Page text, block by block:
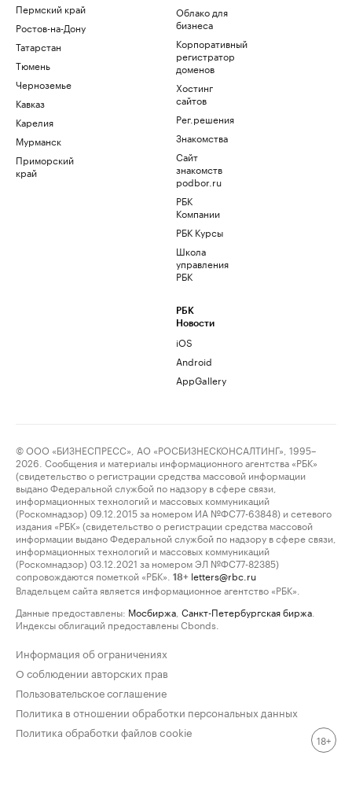
Пермский край
Ростов-на-Дону
Татарстан
Тюмень
Черноземье
Кавказ
Карелия
Мурманск
Приморский
край
Облако для
бизнеса
Корпоративный
регистратор
доменов
Хостинг
сайтов
Рег.решения
Знакомства
Сайт
знакомств
podbor.ru
РБК
Компании
РБК Курсы
Школа
управления
РБК
РБК
Новости
iOS
Android
AppGallery
© ООО «БИЗНЕСПРЕСС», АО «РОСБИЗНЕСКОНСАЛТИНГ», 1995–
2026. Сообщения и материалы информационного агентства «РБК»
(свидетельство о регистрации средства массовой информации
выдано Федеральной службой по надзору в сфере связи,
информационных технологий и массовых коммуникаций
(Роскомнадзор) 09.12.2015 за номером ИА №ФС77-63848) и сетевого
издания «РБК» (свидетельство о регистрации средства массовой
информации выдано Федеральной службой по надзору в сфере связи,
информационных технологий и массовых коммуникаций
(Роскомнадзор) 03.12.2021 за номером ЭЛ №ФС77-82385)
сопровождаются пометкой «РБК».
18+ letters@rbc.ru
Владельцем сайта является информационное агентство «РБК».
Данные предоставлены: Мосбиржа Санкт-Петербургская биржа
Индексы облигаций предоставлены Cbonds.
Информация об ограничениях
О соблюдении авторских прав
Пользовательское соглашение
Политика в отношении обработки персональных данных
Политика обработки файлов cookie
18+